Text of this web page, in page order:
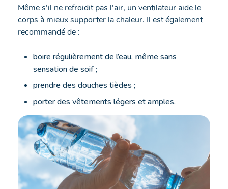
Même s’il ne refroidit pas l’air, un ventilateur aide le
corps à mieux supporter la chaleur. Il est également
recommandé de :
boire régulièrement de l’eau, même sans
sensation de soif ;
prendre des douches tièdes ;
porter des vêtements légers et amples.